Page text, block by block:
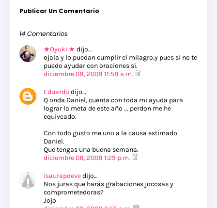
Publicar Un Comentario
14 Comentarios
★Oyuki ★ dijo…
ojala y lo puedan cumplir el milagro,y pues si no te
puedo ayudar con oraciones si.
diciembre 08, 2008 11:58 a.m.
Eduardo dijo…
Q onda Daniel, cuenta con toda mi ayuda para
lograr la meta de este año ... perdon me he
equivcado.
Con todo gusto me uno a la causa estimado
Daniel.
Que tengas una buena semana.
diciembre 08, 2008 1:29 p.m.
isaurapdevedijo…
Nos juras que harás grabaciones jocosas y
comprometedoras?
Jojo